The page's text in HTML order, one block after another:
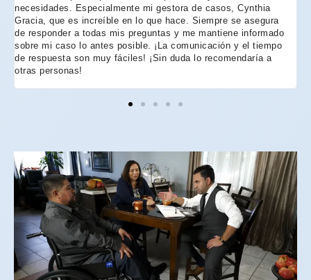
necesidades. Especialmente mi gestora de casos, Cynthia
Gracia, que es increíble en lo que hace. Siempre se asegura
de responder a todas mis preguntas y me mantiene informado
sobre mi caso lo antes posible. ¡La comunicación y el tiempo
de respuesta son muy fáciles! ¡Sin duda lo recomendaría a
otras personas!